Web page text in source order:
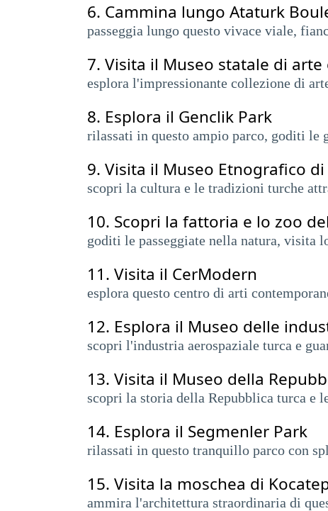
6. Cammina lungo Ataturk
passeggia lungo questo vivace viale,
7. Visita il Museo statale di arte
esplora l'impressionante collezione di
8. Esplora il Genclik Park
rilassati in questo ampio parco, goditi le
9. Visita il Museo Etnografico di
scopri la cultura e le tradizioni turche
10. Scopri la fattoria e lo zoo
​​goditi le passeggiate nella natura, visita
11. Visita il CerModern
esplora questo centro di arti
12. Esplora il Museo delle
scopri l'industria aerospaziale turca e
13. Visita il Museo della
scopri la storia della Repubblica turca e
14. Esplora il Segmenler Park
rilassati in questo tranquillo parco con
15. Visita la moschea di
ammira l'architettura straordinaria di